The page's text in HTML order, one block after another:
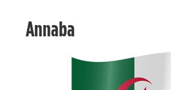
Annaba